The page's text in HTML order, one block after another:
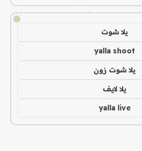
!
يلا شوت
yalla shoot
يلا شوت زون
يلا لايف
yalla live